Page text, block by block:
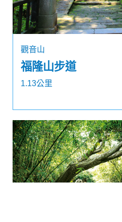
觀音山
福隆山步道
1.13公里